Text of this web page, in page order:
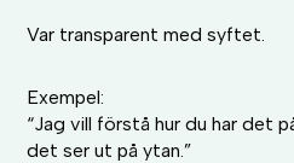
Var transparent med syftet.
Exempel:
“Jag vill förstå hur du har det
det ser ut på ytan.”